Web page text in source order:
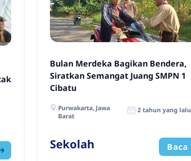
Bulan Merdeka Bagikan Bendera,
Siratkan Semangat Juang SMPN 1
Cibatu
Purwakarta, Jawa
Barat
2 tahun yang lalu
Sekolah Baca